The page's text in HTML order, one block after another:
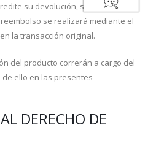
su devolución, según qué
se realizará mediante el
la transacción original.
del producto correrán a cargo del
ello en las presentes
DERECHO DE